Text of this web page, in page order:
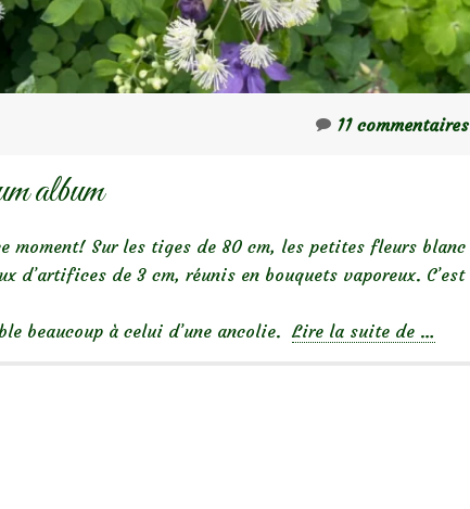
11 commentaires
album
moment! Sur les tiges de 80 cm, les petites fleurs blanc
d’artifices de 3 cm, réunis en bouquets vaporeux. C’est
beaucoup à celui d’une ancolie. Lire la suite de …